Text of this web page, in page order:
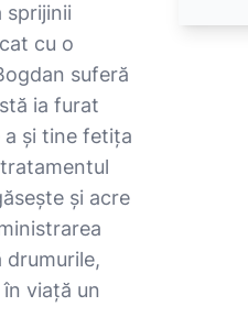
sprijinii
cu o
suferă
ia furat
a și tine fetița
și acre
drumurile,
viață un